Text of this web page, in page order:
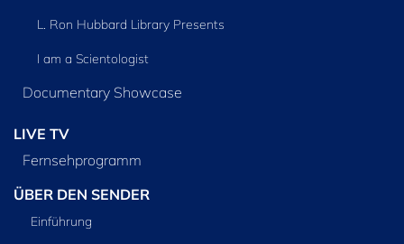
L. Ron Hubbard Library Presents
I am a Scientologist
Documentary Showcase
LIVE TV
Fernsehprogramm
ÜBER DEN SENDER
Einführung